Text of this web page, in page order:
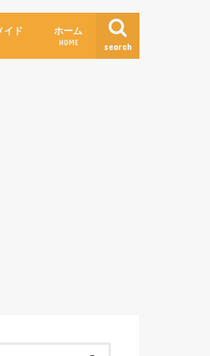
search
イド ホーム
HOME